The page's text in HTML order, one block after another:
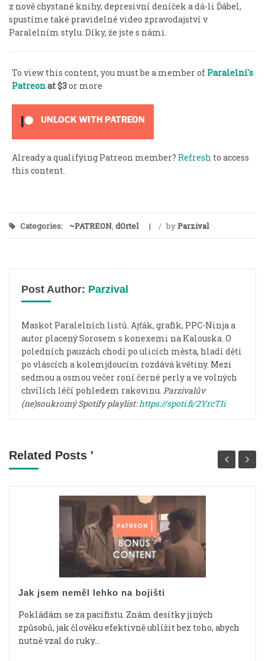
z nově chystané knihy, depresivní deníček a dá-li Ďábel,
spustíme také pravidelné video zpravodajství v
Paralelním stylu. Díky, že jste s námi.
To view this content, you must be a member of Paralelní's
Patreonat $3or more
UNLOCK WITH PATREON
Already a qualifying Patreon member? Refresh to access
this content.
Categories: ~PATREON, dOrtel / byParzival
Post Author: Parzival
Maskot Paralelních listů. Ajťák, grafik, PPC-Ninja a
autor placený Sorosem s konexemi na Kalouska. O
poledních pauzách chodí po ulicích města, hladí děti
po vláscích a kolemjdoucím rozdává květiny. Mezi
sedmou a osmou večer roní černé perly a ve volných
chvílích léčí pohledem rakovinu. Parzivalův
(ne)soukromý Spotify playlist:https://spoti.fi/2YrcTIi
Related Posts '
Jak jsem neměl lehko na bojišti
Pokládám se za pacifistu. Znám desítky jiných
způsobů, jak člověku efektivně ublížit bez toho, abych
nutně vzal do ruky...